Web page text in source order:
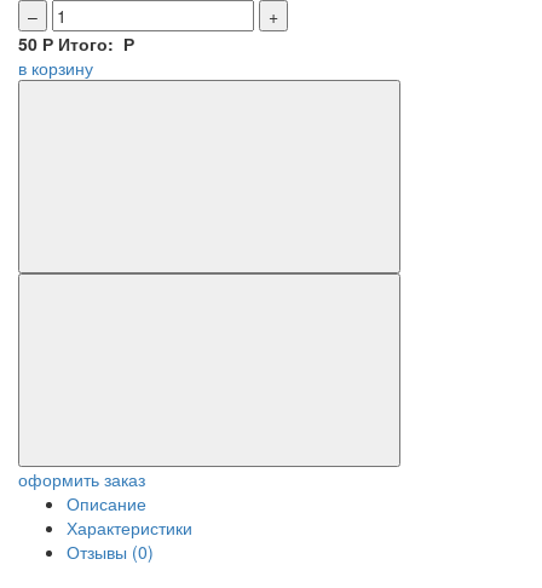
–
+
50 Р Итого: Р
в корзину
оформить заказ
Описание
Характеристики
Отзывы (0)